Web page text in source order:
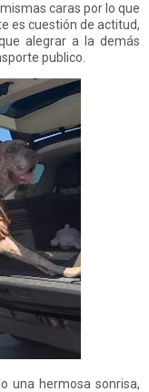
caras por lo que
es cuestión de actitud,
alegrar a la demás
publico.
una hermosa sonrisa,